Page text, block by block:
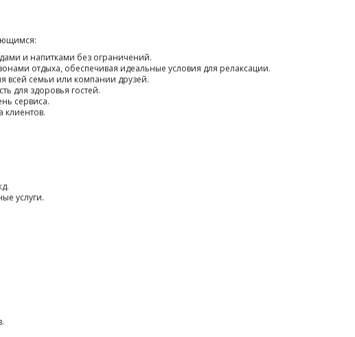
и напитками без ограничений.
отдыха, обеспечивая идеальные условия для релаксации.
всей семьи или компании друзей.
для здоровья гостей.
сервиса.
услуги.